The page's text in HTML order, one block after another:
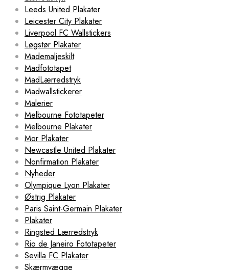
Leeds United Plakater
Leicester City Plakater
Liverpool FC Wallstickers
Løgstør Plakater
Mademaljeskilt
Madfototapet
MadLærredstryk
Madwallstickerer
Malerier
Melbourne Fototapeter
Melbourne Plakater
Mor Plakater
Newcastle United Plakater
Nonfirmation Plakater
Nyheder
Olympique Lyon Plakater
Østrig Plakater
Paris Saint-Germain Plakater
Plakater
Ringsted Lærredstryk
Rio de Janeiro Fototapeter
Sevilla FC Plakater
Skærmvægge